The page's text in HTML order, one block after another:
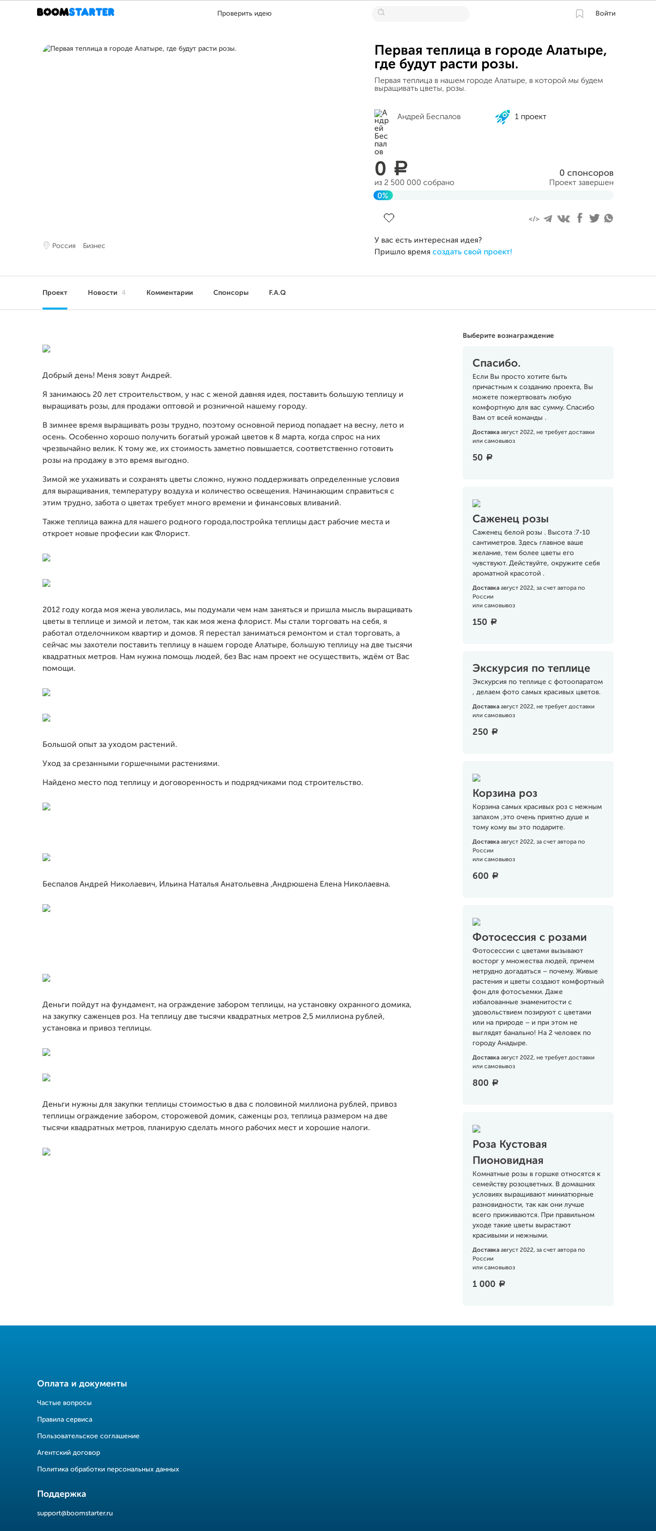
Проверить идею Войти
Россия Бизнес
Первая теплица в городе Алатыре,
где будут расти розы.
Первая теплица в нашем городе Алатыре, в которой мы будем
выращивать цветы, розы.
Андрей Беспалов 1 проект
0 a
из 2 500 000 собрано
0 спонсоров
Проект завершен
0%
У вас есть интересная идея?
Пришло время создать свой проект!
Проект Новости 4 Комментарии Спонсоры F.A.Q
Выберите вознаграждение
Спасибо.
Если Вы просто хотите быть
причастным к созданию проекта, Вы
можете пожертвовать любую
комфортную для вас сумму. Спасибо
Вам от всей команды .
Доставка август 2022, не требует доставки
или самовывоз
50 a
Саженец розы
Саженец белой розы . Высота :7-10
сантиметров. Здесь главное ваше
желание, тем более цветы его
чувствуют. Действуйте, окружите себя
ароматной красотой .
Доставка август 2022, за счет автора по
России
или самовывоз
150 a
Экскурсия по теплице
Экскурсия по теплице с фотоопаратом
, делаем фото самых красивых цветов.
Доставка август 2022, не требует доставки
или самовывоз
250 a
Корзина роз
Корзина самых красивых роз с нежным
запахом ,это очень приятно душе и
тому кому вы это подарите.
Доставка август 2022, за счет автора по
России
или самовывоз
600 a
Фотосессия с розами
Фотосессии с цветами вызывают
восторг у множества людей, причем
нетрудно догадаться – почему. Живые
растения и цветы создают комфортный
фон для фотосъемки. Даже
избалованные знаменитости с
удовольствием позируют с цветами
или на природе – и при этом не
выглядят банально! На 2 человек по
городу Анадыре.
Доставка август 2022, не требует доставки
или самовывоз
800 a
Роза Кустовая
Пионовидная
Комнатные розы в горшке относятся к
семейству розоцветных. В домашних
условиях выращивают миниатюрные
разновидности, так как они лучше
всего приживаются. При правильном
уходе такие цветы вырастают
красивыми и нежными.
Доставка август 2022, за счет автора по
России
или самовывоз
1 000 a
Добрый день! Меня зовут Андрей.
Я занимаюсь 20 лет строительством, у нас с женой давняя идея, поставить большую теплицу и
выращивать розы, для продажи оптовой и розничной нашему городу.
В зимнее время выращивать розы трудно, поэтому основной период попадает на весну, лето и
осень. Особенно хорошо получить богатый урожай цветов к 8 марта, когда спрос на них
чрезвычайно велик. К тому же, их стоимость заметно повышается, соответственно готовить
розы на продажу в это время выгодно.
Зимой же ухаживать и сохранять цветы сложно, нужно поддерживать определенные условия
для выращивания, температуру воздуха и количество освещения. Начинающим справиться с
этим трудно, забота о цветах требует много времени и финансовых вливаний.
Также теплица важна для нашего родного города,постройка теплицы даст рабочие места и
откроет новые професии как Флорист.
2012 году когда моя жена уволилась, мы подумали чем нам заняться и пришла мысль выращивать
цветы в теплице и зимой и летом, так как моя жена флорист. Мы стали торговать на себя, я
работал отделочником квартир и домов. Я перестал заниматься ремонтом и стал торговать, а
сейчас мы захотели поставить теплицу в нашем городе Алатыре, большую теплицу на две тысячи
квадратных метров. Нам нужна помощь людей, без Вас нам проект не осуществить, ждём от Вас
помощи.
Большой опыт за уходом растений.
Уход за срезанными горшечными растениями.
Найдено место под теплицу и договоренность и подрядчиками под строительство.
Беспалов Андрей Николаевич, Ильина Наталья Анатольевна ,Андрюшена Елена Николаевна.
Деньги пойдут на фундамент, на ограждение забором теплицы, на установку охранного домика,
на закупку саженцев роз. На теплицу две тысячи квадратных метров 2,5 миллиона рублей,
установка и привоз теплицы.
Деньги нужны для закупки теплицы стоимостью в два с половиной миллиона рублей, привоз
теплицы ограждение забором, сторожевой домик, саженцы роз, теплица размером на две
тысячи квадратных метров, планирую сделать много рабочих мест и хорошие налоги.
Оплата и документы
Частые вопросы
Правила сервиса
Пользовательское соглашение
Агентский договор
Политика обработки персональных данных
Поддержка
support@boomstarter.ru